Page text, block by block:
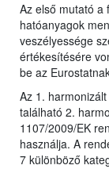
Az első mutató a
hatóanyagok
veszélyessége
értékesítésére
be az
Az 1.
található 2.
1107/2009/EK
használja. A
7 különböző